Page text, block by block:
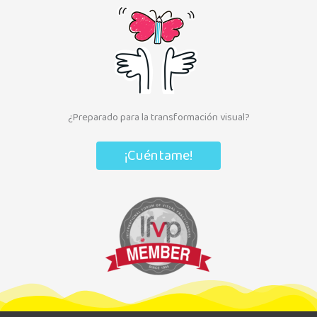
¿Preparado para la transformación visual?
¡Cuéntame!